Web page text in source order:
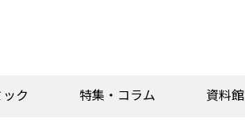
ク 特集・コラム 資料館